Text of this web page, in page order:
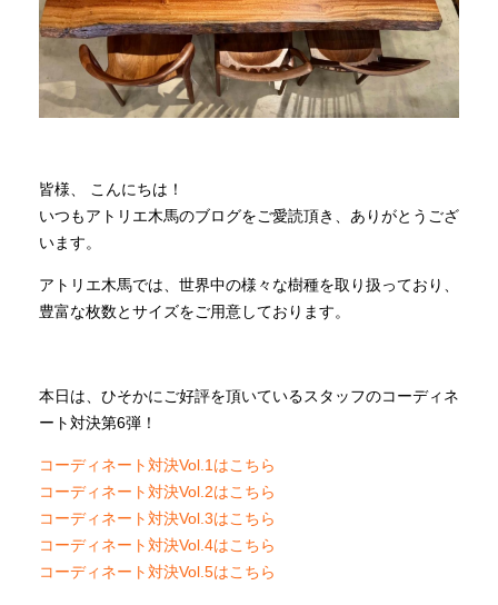
イベント
全商品一覧
新入荷情報
MOKUBA CHANNEL
皆様、 こんにちは！
いつもアトリエ木馬のブログをご愛読頂き、ありがとうござ
います。
アトリエ木馬では、世界中の様々な樹種を取り扱っており、
豊富な枚数とサイズをご用意しております。
本日は、ひそかにご好評を頂いているスタッフのコーディネ
ート対決第6弾！
コーディネート対決Vol.1はこちら
コーディネート対決Vol.2はこちら
コーディネート対決Vol.3はこちら
コーディネート対決Vol.4はこちら
コーディネート対決Vol.5はこちら